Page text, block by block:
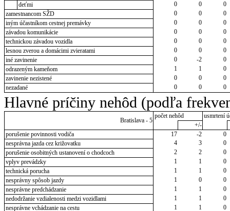
deťmi
0 0
0
zamestnancom SŽD
0 0
0
iným účastníkom cestnej premávky
0 0
0
závadou komunikácie
0 0
0
technickou závadou vozidla
0 0
0
lesnou zverou a domácimi zvieratami
0 0
0
iné zavinenie
0 -2
0
odrazeným kameňom
1 1
0
zavinenie nezistené
0 0
0
nezadané
0 0 0
Hlavné príčiny nehôd (podľa
Bratislava - 5
počet nehôd
usmrtení
+/-
porušenie povinnosti vodiča
17 -2
0
nesprávna jazda cez križovatku
4 3
0
porušenie osobitných ustanovení o chodcoch
2 2
0
vplyv prevádzky
1 1
0
technická porucha
1 1
0
nesprávny spôsob jazdy
1 0
0
nesprávne predchádzanie
1 1
0
nedodržanie vzdialenosti medzi vozidlami
1 1
0
nesprávne vchádzanie na cestu
1 1 0